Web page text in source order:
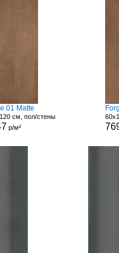
01 Matte
см, пол/стены
р/м²